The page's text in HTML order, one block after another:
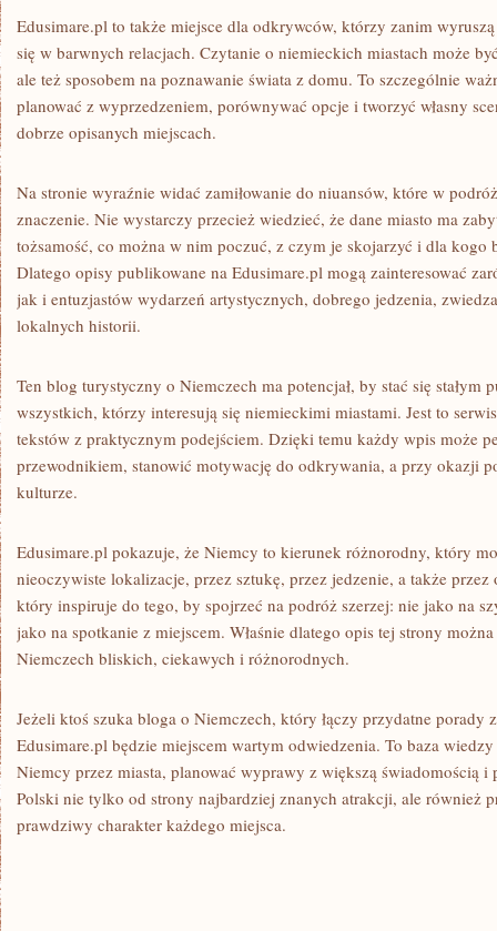
Edusimare.pl to także miejsce dla odkrywców, którzy zanim
się w barwnych relacjach. Czytanie o niemieckich miastach może
ale też sposobem na poznawanie świata z domu. To szczególnie
planować z wyprzedzeniem, porównywać opcje i tworzyć własny
dobrze opisanych miejscach.
Na stronie wyraźnie widać zamiłowanie do niuansów, które w
znaczenie. Nie wystarczy przecież wiedzieć, że dane miasto ma
tożsamość, co można w nim poczuć, z czym je skojarzyć i dla kogo
Dlatego opisy publikowane na Edusimare.pl mogą zainteresować
jak i entuzjastów wydarzeń artystycznych, dobrego jedzenia,
lokalnych historii.
Ten blog turystyczny o Niemczech ma potencjał, by stać się stałym
wszystkich, którzy interesują się niemieckimi miastami. Jest to
tekstów z praktycznym podejściem. Dzięki temu każdy wpis może
przewodnikiem, stanowić motywację do odkrywania, a przy okazji
kulturze.
Edusimare.pl pokazuje, że Niemcy to kierunek różnorodny, który
nieoczywiste lokalizacje, przez sztukę, przez jedzenie, a także przez
który inspiruje do tego, by spojrzeć na podróż szerzej: nie jako na
jako na spotkanie z miejscem. Właśnie dlatego opis tej strony
Niemczech bliskich, ciekawych i różnorodnych.
Jeżeli ktoś szuka bloga o Niemczech, który łączy przydatne porady
Edusimare.pl będzie miejscem wartym odwiedzenia. To baza
Niemcy przez miasta, planować wyprawy z większą świadomością i
Polski nie tylko od strony najbardziej znanych atrakcji, ale również
prawdziwy charakter każdego miejsca.